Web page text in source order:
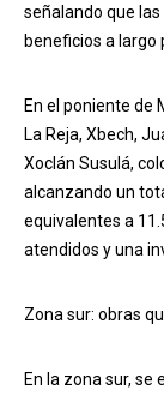
señalando que
beneficios a largo
En el poniente de
La Reja, Xbech,
Xoclán Susulá,
alcanzando un
equivalentes a
atendidos y una
Zona sur: obras
En la zona sur,